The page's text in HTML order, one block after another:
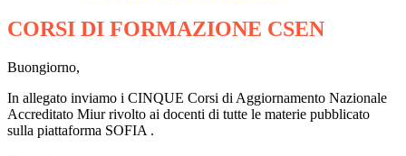
CORSI DI FORMAZIONE CSEN
Buongiorno,
In allegato inviamo i CINQUE Corsi di Aggiornamento Nazionale
Accreditato Miur rivolto ai docenti di tutte le materie pubblicato
sulla piattaforma SOFIA .